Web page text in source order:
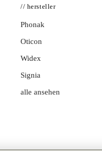
// hersteller
Phonak
Oticon
Widex
Signia
alle ansehen